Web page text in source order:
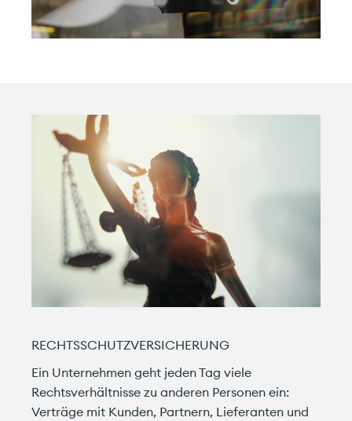
RECHTSSCHUTZVERSICHERUNG
Ein Unternehmen geht jeden Tag viele
Rechtsverhältnisse zu anderen Personen ein:
Verträge mit Kunden, Partnern, Lieferanten und
Starten Sie hier mit uns.
Privatkunde Geschäftskunde